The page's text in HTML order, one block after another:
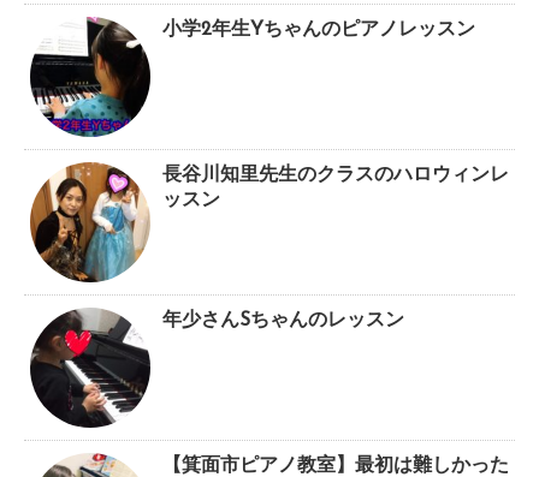
小学2年生Yちゃんのピアノレッスン
長谷川知里先生のクラスのハロウィンレ
ッスン
年少さんSちゃんのレッスン
【箕面市ピアノ教室】最初は難しかった